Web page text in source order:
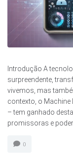
Introdução A
surpreendente,
vivemos, mas
contexto, o Machine
– tem ganhado
promissoras e
0